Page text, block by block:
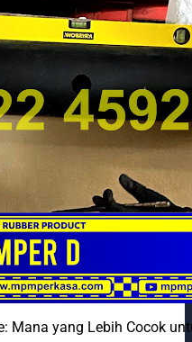
Mana yang Lebih Cocok